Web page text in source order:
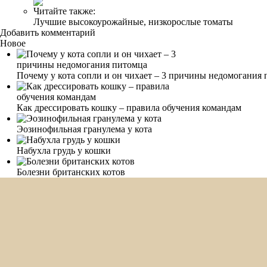
Читайте также:
Лучшие высокоурожайные, низкорослые томаты
Добавить комментарий
Новое
Почему у кота сопли и он чихает – 3 причины недомогания
Как дрессировать кошку – правила обучения командам
Эозинофильная гранулема у кота
Набухла грудь у кошки
Болезни британских котов